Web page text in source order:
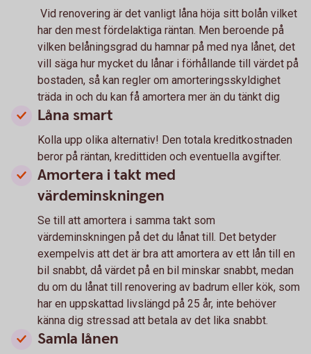
Vid renovering är det vanligt låna höja sitt bolån vilket
har den mest fördelaktiga räntan. Men beroende på
vilken belåningsgrad du hamnar på med nya lånet, det
vill säga hur mycket du lånar i förhållande till värdet på
bostaden, så kan regler om amorteringsskyldighet
träda in och du kan få amortera mer än du tänkt dig
Låna smart
Kolla upp olika alternativ! Den totala kreditkostnaden
beror på räntan, kredittiden och eventuella avgifter.
Amortera i takt med
värdeminskningen
Se till att amortera i samma takt som
värdeminskningen på det du lånat till. Det betyder
exempelvis att det är bra att amortera av ett lån till en
bil snabbt, då värdet på en bil minskar snabbt, medan
du om du lånat till renovering av badrum eller kök, som
har en uppskattad livslängd på 25 år, inte behöver
känna dig stressad att betala av det lika snabbt.
Samla lånen